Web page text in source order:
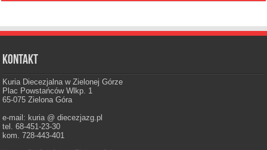
Kontakt
Kuria Diecezjalna w Zielonej Górze
Plac Powstańców Wlkp. 1
65-075 Zielona Góra
e-mail: kuria @ diecezjazg.pl
tel. 68-451-23-30
kom. 728-443-401